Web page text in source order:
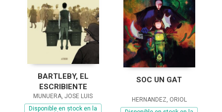
BARTLEBY, EL
ESCRIBIENTE
MUNUERA, JOSE LUIS
Disponible en stock en la
SOC UN GAT
HERNANDEZ, ORIOL